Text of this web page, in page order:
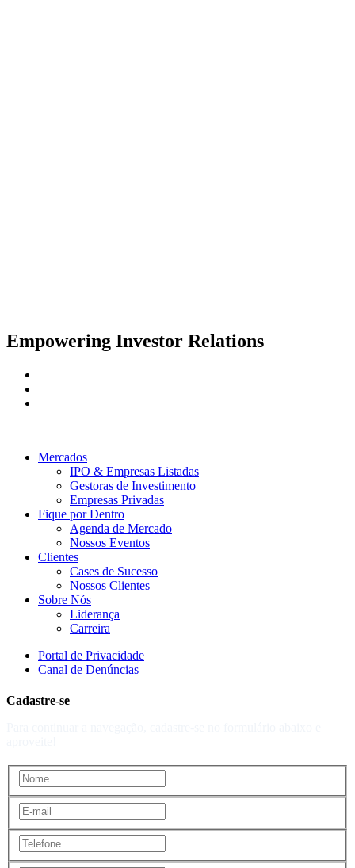
Empowering Investor Relations
Mercados
IPO & Empresas Listadas
Gestoras de Investimento
Empresas Privadas
Fique por Dentro
Agenda de Mercado
Nossos Eventos
Clientes
Cases de Sucesso
Nossos Clientes
Sobre Nós
Liderança
Carreira
Portal de Privacidade
Canal de Denúncias
Cadastre-se